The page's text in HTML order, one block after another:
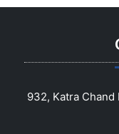
932, Katra